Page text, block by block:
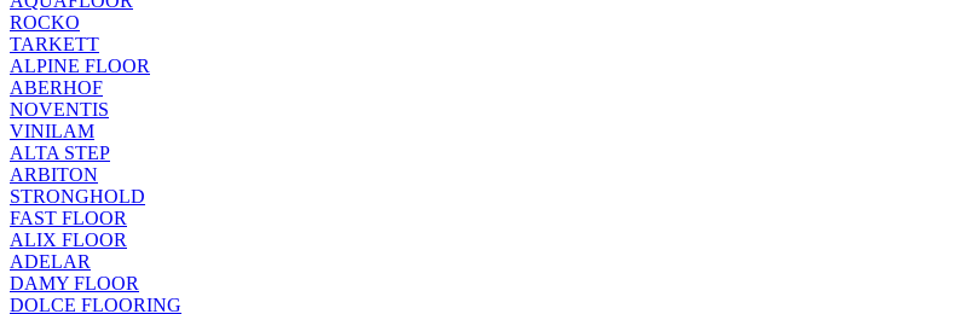
ROCKO
TARKETT
ALPINE FLOOR
ABERHOF
NOVENTIS
VINILAM
ALTA STEP
ARBITON
STRONGHOLD
FAST FLOOR
ALIX FLOOR
ADELAR
DAMY FLOOR
DOLCE FLOORING